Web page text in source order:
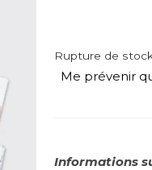
Rupture de
Me prévenir
Informations